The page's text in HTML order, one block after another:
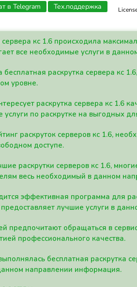
в Telegram Тех.поддержка
кс 1.6 происходила
все необходимые услуги в
раскрутка сервера кс
уровне.
раскрутка сервера кс 1.6
по раскрутке на выгодных
раскруток серверов кс 1.6,
доступе.
раскрутки серверов кс 1.6,
весь необходимый в данном
эффективная программа для
лучшие услуги в
предпочитают обращаться в
профессионального качества.
бесплатная раскрутка
направлении информация.